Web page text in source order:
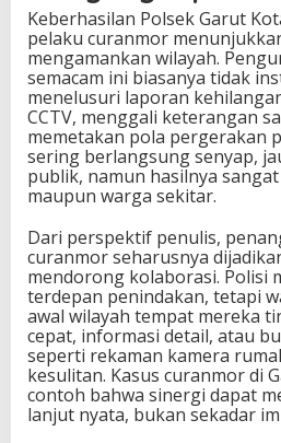
Keberhasilan Polsek Garut
pelaku curanmor
mengamankan wilayah.
semacam ini biasanya tidak
menelusuri laporan
CCTV, menggali keterangan
memetakan pola pergerakan
sering berlangsung senyap,
publik, namun hasilnya
maupun warga sekitar.
Dari perspektif penulis,
curanmor seharusnya
mendorong kolaborasi. Polisi
terdepan penindakan, tetapi
awal wilayah tempat mereka
cepat, informasi detail, atau
seperti rekaman kamera
kesulitan. Kasus curanmor di
contoh bahwa sinergi dapat
lanjut nyata, bukan sekadar